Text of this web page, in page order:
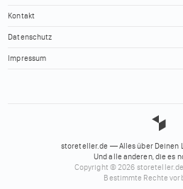
Kontakt
Datenschutz
Impressum
storeteller.de — Alles über Deinen
Und alle anderen, die es
Copyright © 2026
Bestimmte Rechte